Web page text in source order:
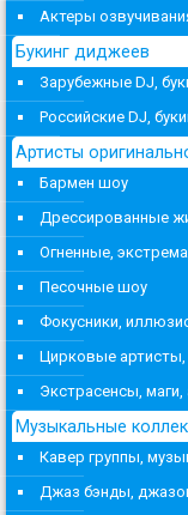
Актеры
Букинг диджеев
Зарубежные DJ,
Российские DJ,
Артисты
Бармен шоу
Дрессированные
Огненные,
Песочные шоу
Фокусники,
Цирковые
Экстрасенсы, маги,
Музыкальные
Кавер группы,
Джаз бэнды,